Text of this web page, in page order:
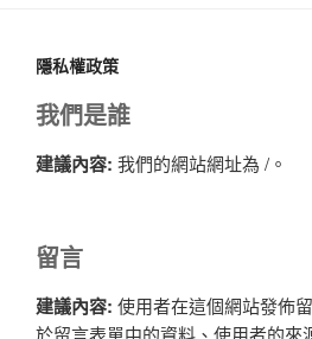
隱私權政策
我們是誰
建議內容: 我們的網站網址為 /。
留言
建議內容: 使用者在這個網站發佈
於留言表單中的資料、使用者的來